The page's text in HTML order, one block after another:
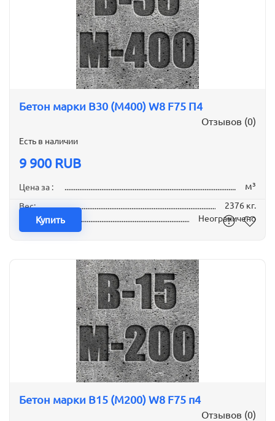
Бетон марки B30 (М400) W8 F75 П4
Отзывов (0)
Есть в наличии
9 900 RUB
Цена за : м³
Вес:
2376 кг.
Наличие:
Неограничено
Купить
Бетон марки B15 (М200) W8 F75 п4
Отзывов (0)